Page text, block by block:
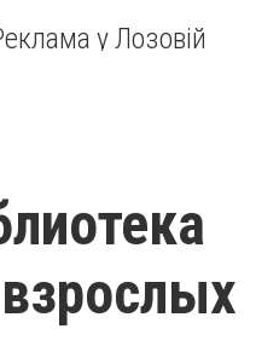
у Лозовій